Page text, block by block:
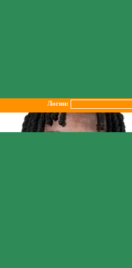
Логин: